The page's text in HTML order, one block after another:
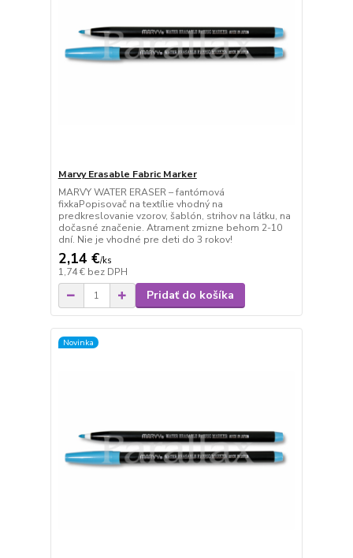
Marvy Erasable Fabric Marker
MARVY WATER ERASER – fantómová
fixkaPopisovač na textílie vhodný na
predkreslovanie vzorov, šablón, strihov na látku, na
dočasné značenie. Atrament zmizne behom 2-10
dní. Nie je vhodné pre deti do 3 rokov!
2,14 €/ks
1,74 € bez DPH
Pridať do košíka
Novinka